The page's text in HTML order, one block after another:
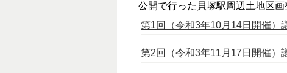
公開で行った貝塚駅周辺土地区画
第1回（令和3年10月14日開催）
第2回（令和3年11月17日開催）